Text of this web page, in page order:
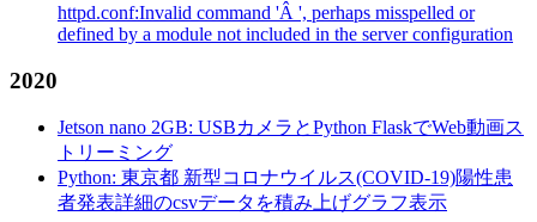
httpd.conf:Invalid command 'Â ', perhaps misspelled or
defined by a module not included in the server configuration
2020
Jetson nano 2GB: USBカメラとPython FlaskでWeb動画ス
トリーミング
Python: 東京都 新型コロナウイルス(COVID-19)陽性患
者発表詳細のcsvデータを積み上げグラフ表示